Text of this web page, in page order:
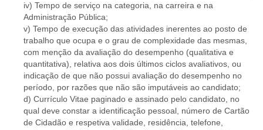
iv) Tempo de serviço na categoria, na carreira e na
Administração Pública;
v) Tempo de execução das atividades inerentes ao posto de
trabalho que ocupa e o grau de complexidade das mesmas,
com menção da avaliação do desempenho (qualitativa e
quantitativa), relativa aos dois últimos ciclos avaliativos, ou
indicação de que não possui avaliação do desempenho no
período, por razões que não são imputáveis ao candidato;
d) Currículo Vitae paginado e assinado pelo candidato, no
qual deve constar a identificação pessoal, número de Cartão
de Cidadão e respetiva validade, residência, telefone,